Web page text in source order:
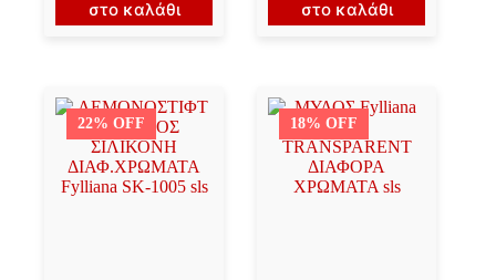
€1.70.
στο καλάθι
€1.25.
είναι:
στο καλάθι
22% OFF 18% OFF